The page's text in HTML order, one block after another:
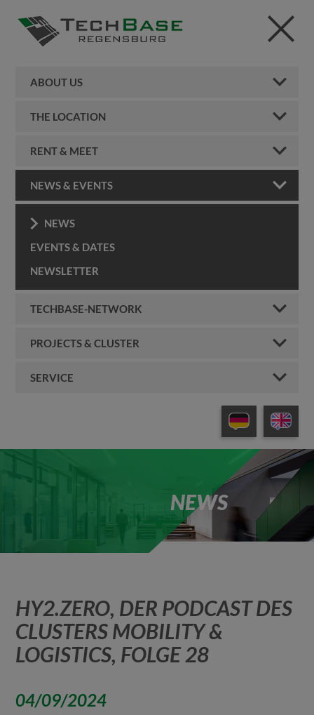
ABOUT US
THE LOCATION
RENT & MEET
NEWS & EVENTS
NEWS
EVENTS & DATES
NEWSLETTER
TECHBASE-NETWORK
PROJECTS & CLUSTER
SERVICE
NEWS
HY2.ZERO, DER PODCAST DES
CLUSTERS MOBILITY &
LOGISTICS, FOLGE 28
04/09/2024